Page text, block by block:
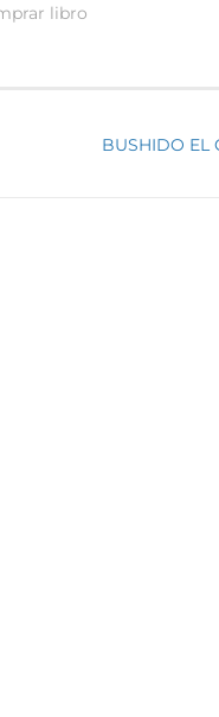
libro
BUSHIDO EL